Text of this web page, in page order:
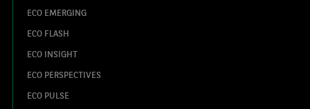
ECO EMERGING
ECO FLASH
ECO INSIGHT
ECO PERSPECTIVES
ECO PULSE